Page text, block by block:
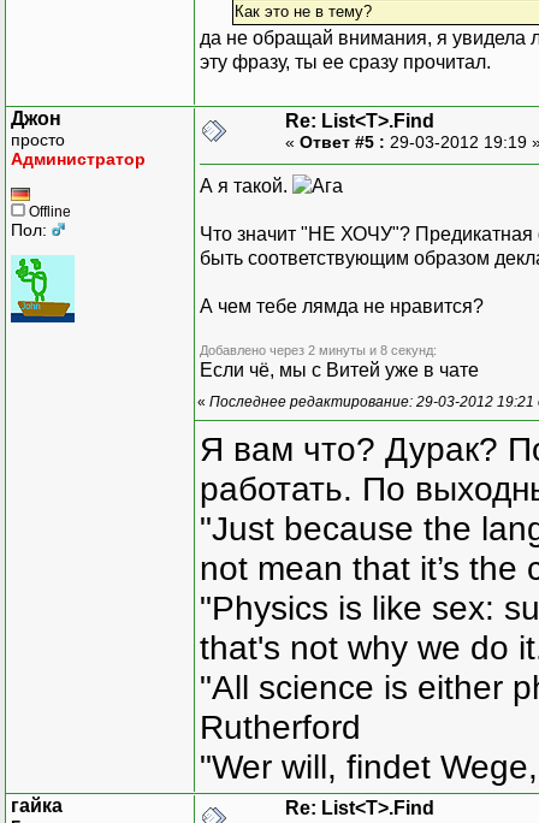
Как это не в тему?
да не обращай внимания, я увидела
эту фразу, ты ее сразу прочитал.
Джон
просто
Администратор
Offline
Пол:
Re: List<T>.Find
« Ответ #5 : 29-03-2012 19:19
А я такой.
Что значит "НЕ ХОЧУ"? Предикатная
быть соответствующим образом
А чем тебе лямда не нравится?
Добавлено через 2 минуты и 8 секунд:
Если чё, мы с Витей уже в чате
« Последнее редактирование: 29-03-2012
Я вам что? Дурак?
работать. По
"Just because the
not mean that it’s the
"Physics is like sex:
that's not why we do
"All science is either
Rutherford
"Wer will, findet
гайка Re: List<T>.Find